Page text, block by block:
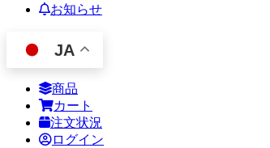
お知らせ
JA
商品
カート
注文状況
ログイン